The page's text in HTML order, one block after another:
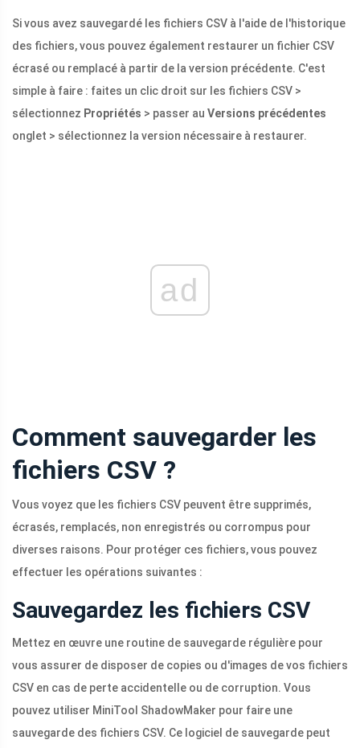
Si vous avez sauvegardé les fichiers CSV à l'aide de l'historique
des fichiers, vous pouvez également restaurer un fichier CSV
écrasé ou remplacé à partir de la version précédente. C'est
simple à faire : faites un clic droit sur les fichiers CSV >
sélectionnez Propriétés > passer au Versions précédentes
onglet > sélectionnez la version nécessaire à restaurer.
ad
Comment sauvegarder les
fichiers CSV ?
Vous voyez que les fichiers CSV peuvent être supprimés,
écrasés, remplacés, non enregistrés ou corrompus pour
diverses raisons. Pour protéger ces fichiers, vous pouvez
effectuer les opérations suivantes :
Sauvegardez les fichiers CSV
Mettez en œuvre une routine de sauvegarde régulière pour
vous assurer de disposer de copies ou d'images de vos fichiers
CSV en cas de perte accidentelle ou de corruption. Vous
pouvez utiliser MiniTool ShadowMaker pour faire une
sauvegarde des fichiers CSV. Ce logiciel de sauvegarde peut